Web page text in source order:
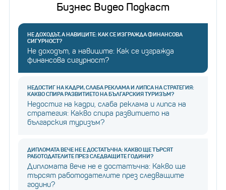
Бизнес Видео Подкаст
НЕ ДОХОДЪТ, А НАВИЦИТЕ: КАК СЕ ИЗГРАЖДА ФИНАНСОВА
СИГУРНОСТ?
Не доходът, а навиците: Как се изгражда
финансова сигурност?
НЕДОСТИГ НА КАДРИ, СЛАБА РЕКЛАМА И ЛИПСА НА СТРАТЕГИЯ:
КАКВО СПИРА РАЗВИТИЕТО НА БЪЛГАРСКИЯ ТУРИЗЪМ?
Недостиг на кадри, слаба реклама и липса на
стратегия: Какво спира развитието на
българския туризъм?
ДИПЛОМАТА ВЕЧЕ НЕ Е ДОСТАТЪЧНА: КАКВО ЩЕ ТЪРСЯТ
РАБОТОДАТЕЛИТЕ ПРЕЗ СЛЕДВАЩИТЕ ГОДИНИ?
Дипломата вече не е достатъчна: Какво ще
търсят работодателите през следващите
години?